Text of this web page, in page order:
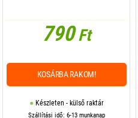
790Ft
Készleten - külső raktár
Szállítási idő: 6-13 munkanap
KOSÁRBA RAKOM!